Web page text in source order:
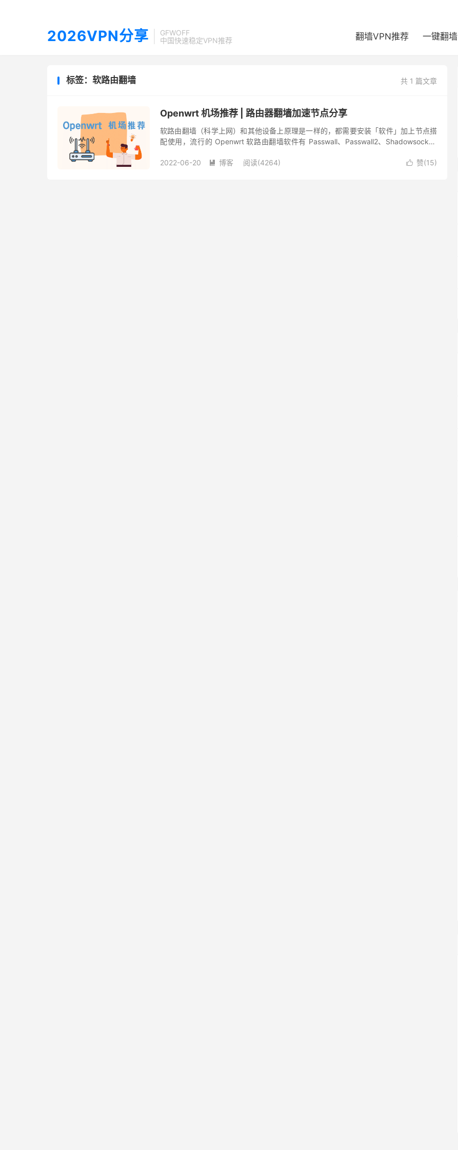
2026VPN分享
GFWOFF
中国快速稳定VPN推荐
翻墙VPN推荐 一键翻墙
共 1 篇文章
标签：软路由翻墙
Openwrt 机场推荐 | 路由器翻墙加速节点分享
软路由翻墙（科学上网）和其他设备上原理是一样的，都需要安装「软件」加上节点搭
配使用，流行的 Openwrt 软路由翻墙软件有 Passwall、Passwall2、ShadowsocksR
 赞(15)
2022-06-20  博客 阅读(4264)